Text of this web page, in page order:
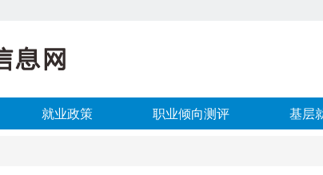
就业政策 职业倾向测评 基层